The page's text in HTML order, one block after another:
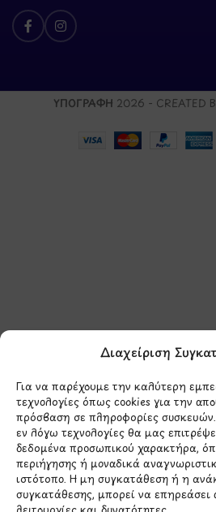
Διαχείριση
Για να παρέχουμε την καλύτερη
τεχνολογίες όπως cookies για την
πρόσβαση σε πληροφορίες
εν λόγω τεχνολογίες θα μας
δεδομένα προσωπικού χαρακτήρα,
περιήγησης ή μοναδικά
ιστότοπο. Η μη συγκατάθεση ή η
συγκατάθεσης, μπορεί να επηρεάσει
ΥΠΟΓΡΑΦΗ 2026 - CREATED
Έχω διαβάσει και
Πολιτική